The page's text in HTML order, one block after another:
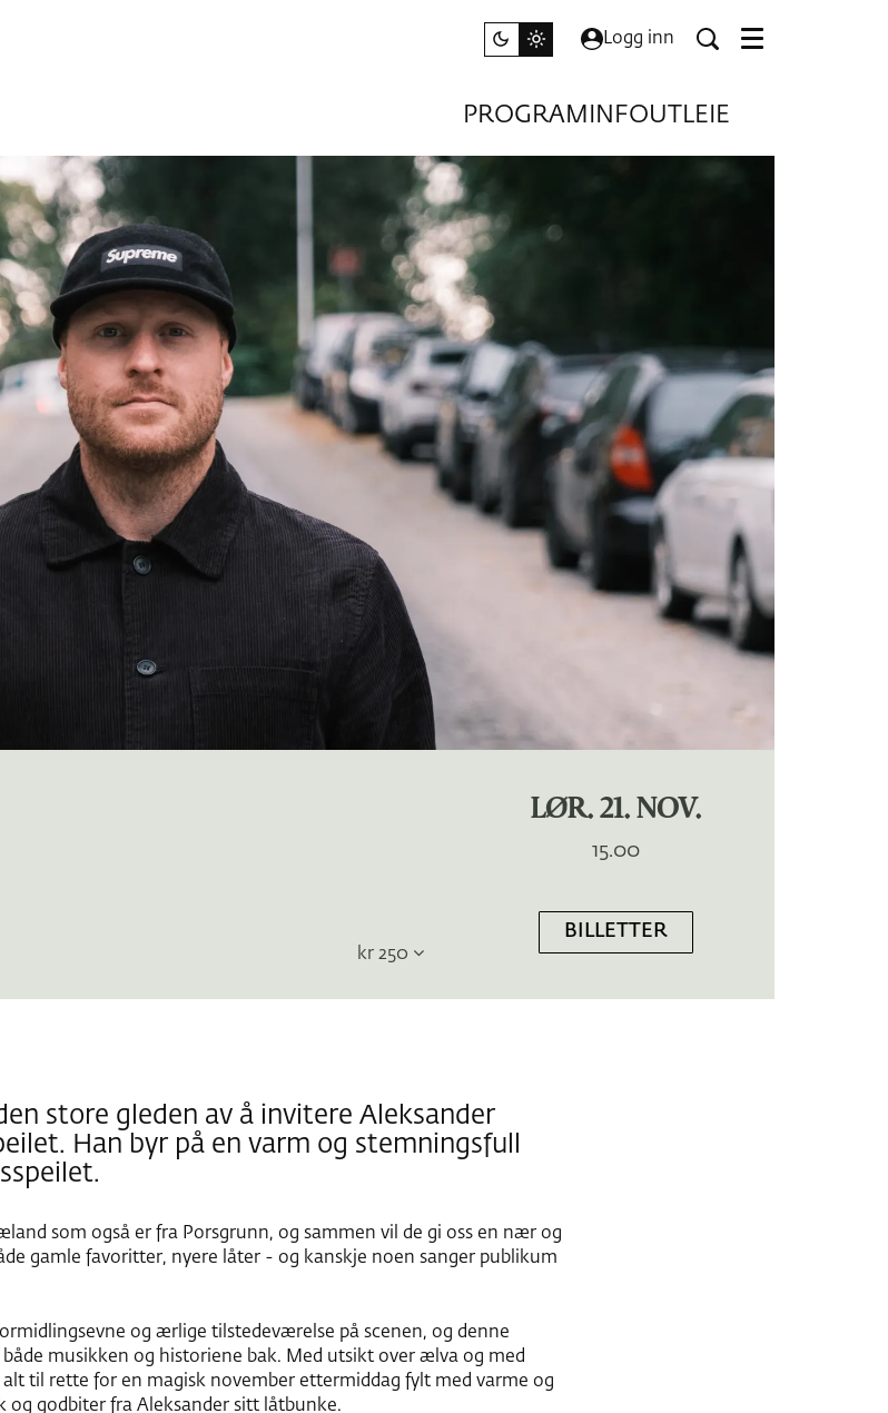
Logg inn
PROGRAM INFOUTLEIE
Meny
kr 250
LØR. 21. NOV.
15.00
BILLETTER
store gleden av å invitere Aleksander
Han byr på en varm og stemningsfull
som også er fra Porsgrunn, og sammen vil de gi oss en nær og
gamle favoritter, nyere låter - og kanskje noen sanger publikum
og ærlige tilstedeværelse på scenen, og denne
musikken og historiene bak. Med utsikt over ælva og med
til rette for en magisk november ettermiddag fylt med varme og
og godbiter fra Aleksander sitt låtbunke.